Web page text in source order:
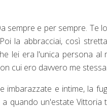
e per sempre. Te
la abbracciai, così
lei era l'unica persona al
cui ero davvero me
imbarazzate e intime, la
quando un'estate Vittoria